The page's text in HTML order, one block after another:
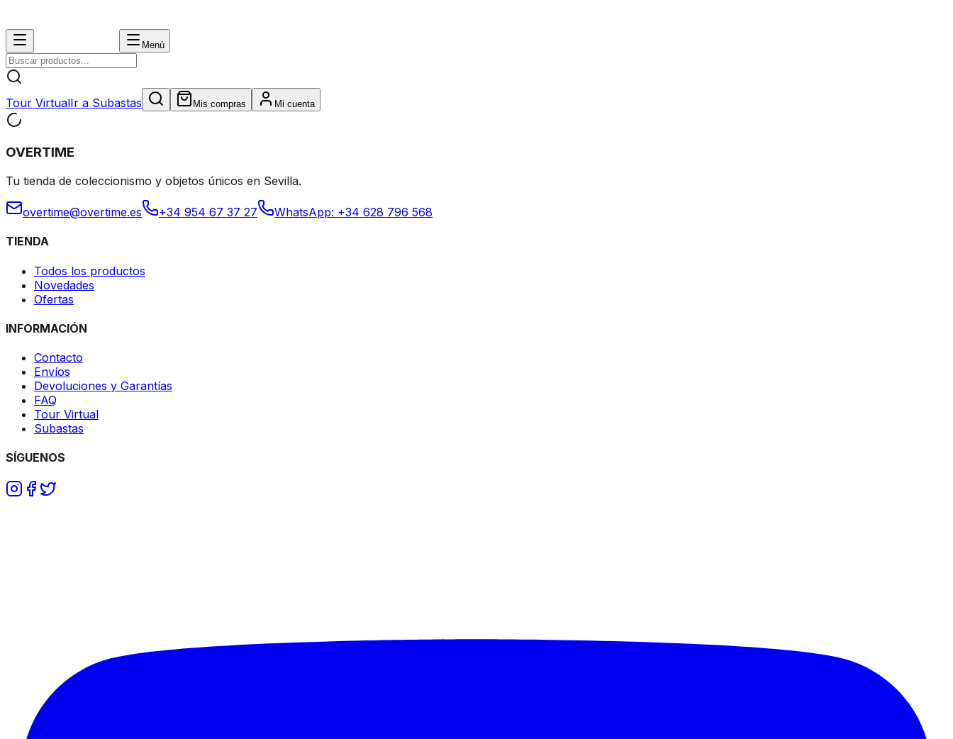
Menú
Tour VirtualIr a Subastas Mis compras Mi cuenta
OVERTIME
Tu tienda de coleccionismo y objetos únicos en Sevilla.
overtime@overtime.es +34 954 67 37 27 WhatsApp: +34 628 796 568
TIENDA
Todos los productos
Novedades
Ofertas
INFORMACIÓN
Contacto
Envíos
Devoluciones y Garantías
FAQ
Tour Virtual
Subastas
SÍGUENOS